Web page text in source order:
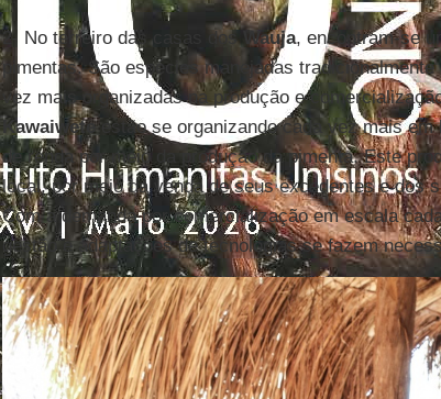
2- No terreiro das casas dos Wauja, encontram-se
pimentas. São espécies manejadas
vez mais organizadas na produção e
Kawaiweteestão se organizando cada vez mais em
de renda por meio da produção da pimenta. Este
local, por meio da venda de seus excedentes e dos
Com a demanda por comercialização em escala
gestão e adaptações de tecnologias se fazem